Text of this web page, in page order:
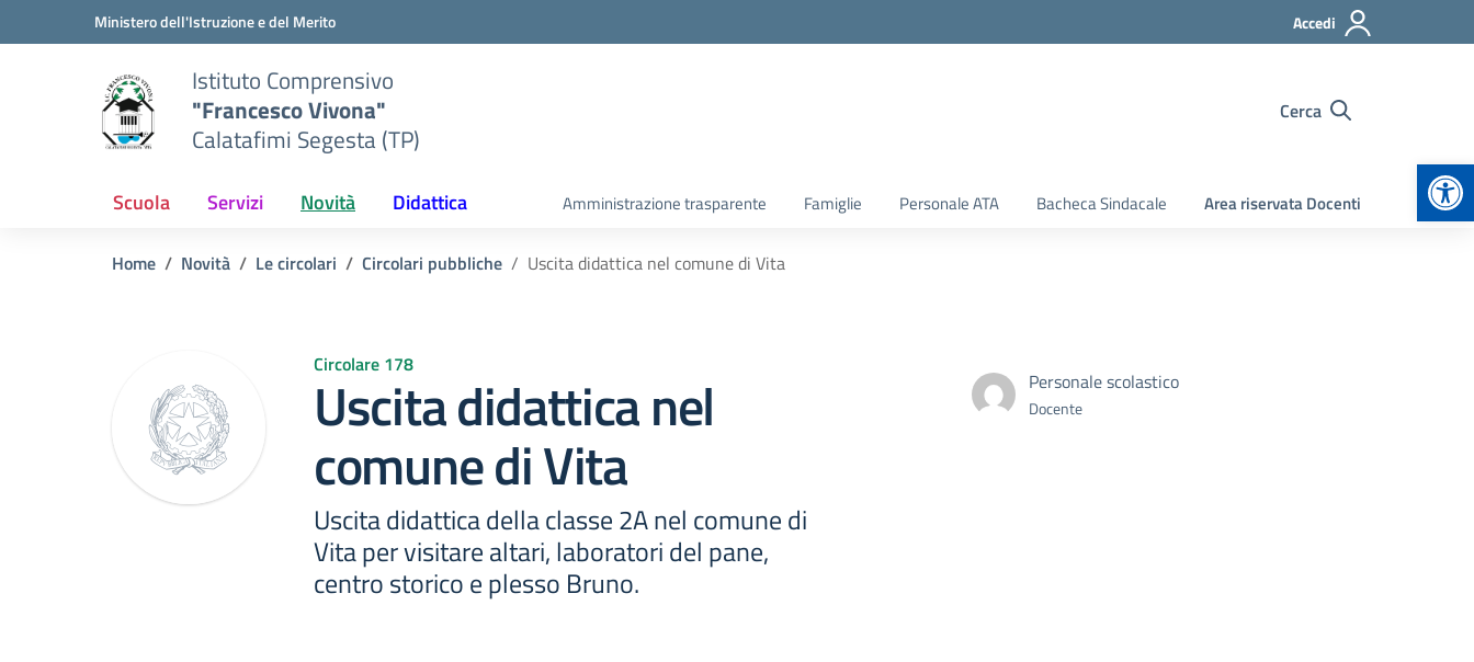
Vai ai contenuti
Vai al menu di navigazioneMinistero dell'Istruzione e del Merito Accedi
Istituto Comprensivo
"Francesco Vivona"
Calatafimi Segesta (TP)
Cerca
Scuola Servizi Novità Didattica Amministrazione trasparente Famiglie Personale ATA Bacheca Sindacale Area riservata Docenti
Home Novità Le circolari Circolari pubbliche Uscita didattica nel comune di Vita
Circolare 178
Uscita didattica nel
comune di Vita
Uscita didattica della classe 2A nel comune di
Vita per visitare altari, laboratori del pane,
centro storico e plesso Bruno.
Personale scolastico
Docente